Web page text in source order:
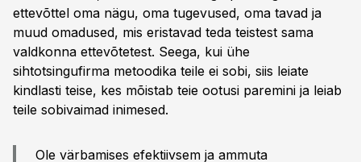
ettevõttel oma nägu, oma tugevused, oma tavad ja
muud omadused, mis eristavad teda teistest sama
valdkonna ettevõtetest. Seega, kui ühe
sihtotsingufirma metoodika teile ei sobi, siis leiate
kindlasti teise, kes mõistab teie ootusi paremini ja leiab
teile sobivaimad inimesed.
Ole värbamises efektiivsem ja ammuta